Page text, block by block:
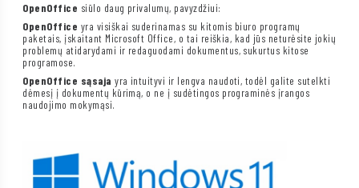
OpenOffice siūlo daug privalumų, pavyzdžiui:
OpenOffice yra visiškai suderinamas su kitomis biuro programų
paketais, įskaitant Microsoft Office, o tai reiškia, kad jūs neturėsite jokių
problemų atidarydami ir redaguodami dokumentus, sukurtus kitose
programose.
OpenOffice sąsaja yra intuityvi ir lengva naudoti, todėl galite sutelkti
dėmesį į dokumentų kūrimą, o ne į sudėtingos programinės įrangos
naudojimo mokymąsi.